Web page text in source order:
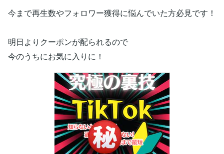
今まで再生数やフォロワー獲得に悩んでいた方必見です！
明日よりクーポンが配られるので
今のうちにお気に入りに！